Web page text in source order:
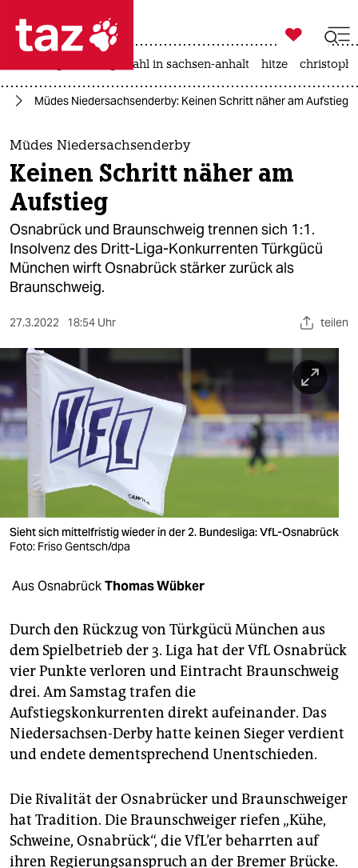
 taz zahl ich
taz zahl ich
themen
politik
öko
gesellschaft
kultur
sport
berlin
nord
wahrheit
verlag
verlag
veranstaltungen
fragen & hilfe
unterstützen
abo
genossenschaft
epaper login

taz zahl ich
landtagswahl in sachsen-anhalt hitze
Müdes Niedersachsenderby: Keinen Schritt näher am Aufstieg
Müdes Niedersachsenderby
Keinen Schritt näher am
Aufstieg
Osnabrück und Braunschweig trennen sich 1:1.
Insolvenz des Dritt-Liga-Konkurrenten Türkgücü
München wirft Osnabrück stärker zurück als
Braunschweig.
27.3.2022 18:54 Uhr teilen
Sieht sich mittelfristig wieder in der 2. Bundesliga: VfL-Osnabrück
Foto: Friso Gentsch/dpa
Aus OsnabrückThomas Wübker
Durch den Rückzug von Türkgücü München aus
dem Spielbetrieb der 3. Liga hat der VfL Osnabrück
vier Punkte verloren und Eintracht Braunschweig
drei. Am Samstag trafen die
Aufstiegskonkurrenten direkt aufeinander. Das
Niedersachsen-Derby hatte keinen Sieger verdient
und endete dementsprechend Unentschieden.
Die Rivalität der Osnabrücker und Braunschweiger
hat Tradition. Die Braunschweiger riefen „Kühe,
Schweine, Osnabrück“, die VfL’er beharrten auf
ihren Regierungsanspruch an der Bremer Brücke.